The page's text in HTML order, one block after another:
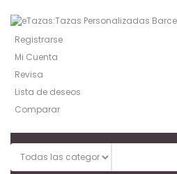
Registrarse
Mi Cuenta
Revisa
Lista de deseos
Comparar